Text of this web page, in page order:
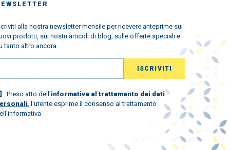
alla nostra newsletter mensile per ricevere anteprime sui
prodotti, sui nostri articoli di blog, sulle offerte speciali e
tanto altro ancora.
Preso atto dell'informativa al trattamento dei dati
, l'utente esprime il consenso al trattamento